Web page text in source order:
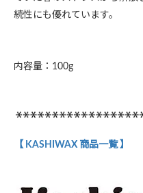
続性にも優れています。
内容量：100g
【 KASHIWAX 商品一覧 】